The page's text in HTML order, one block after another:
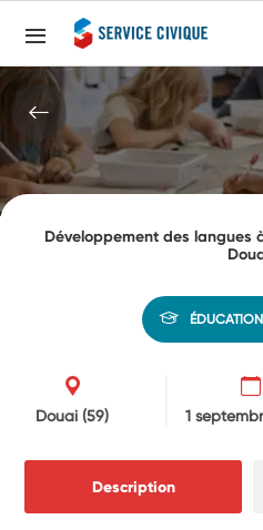
Développement des langues
Douai (59) 1
Description